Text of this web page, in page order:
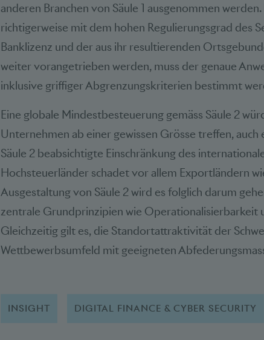
anderen Branchen von Säule 1 ausgenommen
richtigerweise mit dem hohen Regulierungsgrad des
Banklizenz und der aus ihr resultierenden
weiter vorangetrieben werden, muss der genaue
inklusive griffiger Abgrenzungskriterien bestimmt
Eine globale Mindestbesteuerung gemäss Säule 2
Unternehmen ab einer gewissen Grösse treffen, auch
Säule 2 beabsichtigte Einschränkung des
Hochsteuerländer schadet vor allem Exportländern
Ausgestaltung von Säule 2 wird es folglich darum
zentrale Grundprinzipien wie Operationalisierbarkeit
Gleichzeitig gilt es, die Standortattraktivität der
Wettbewerbsumfeld mit geeigneten
INSIGHT DIGITAL FINANCE & CYBER SECURITY